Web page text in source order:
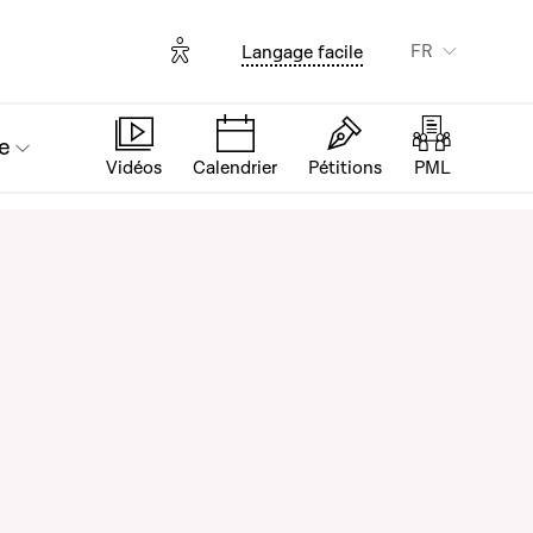
Options d'accessibilité
Langage facile FR
Vidéos Calendrier Pétitions PML